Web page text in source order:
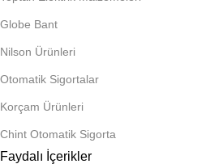
Globe Bant
Nilson Ürünleri
Otomatik Sigortalar
Korçam Ürünleri
Chint Otomatik Sigorta
Faydalı İçerikler